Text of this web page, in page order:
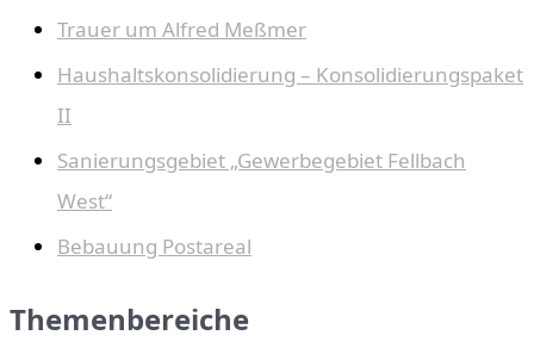
Trauer um Alfred Meßmer
Haushaltskonsolidierung – Konsolidierungspaket
II
Sanierungsgebiet „Gewerbegebiet Fellbach
West“
Bebauung Postareal
Themenbereiche